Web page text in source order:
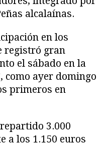
alcalaínas.
en los
registró gran
el sábado en la
como ayer domingo
primeros en
3.000
a los 1.150 euros